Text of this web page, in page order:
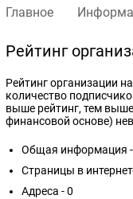
Главное
Рейтинг
Рейтинг организации
количество
выше рейтинг, тем
финансовой основе)
Общая информация
Страницы в
Адреса - 0